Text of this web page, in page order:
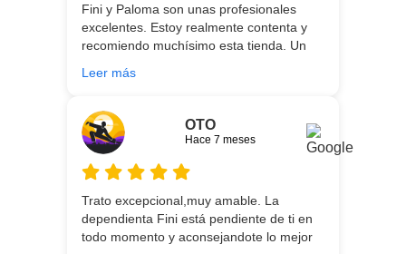
equipo.
Fini y Paloma son unas profesionales
excelentes. Estoy realmente contenta y
recomiendo muchísimo esta tienda. Un
entrega.
Leer más
OTO
Hace 7 meses
Trato excepcional,muy amable. La
dependienta Fini está pendiente de ti en
todo momento y aconsejandote lo mejor